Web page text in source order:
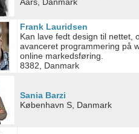
Frank Lauridsen
Kan lave fedt design til nettet,
avanceret programmering på
online markedsføring.
8382, Danmark
Sania Barzi
København S, Danmark
or combinations of data